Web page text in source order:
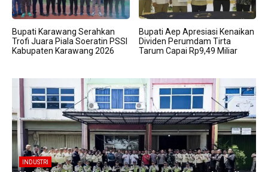
Bupati Karawang Serahkan
Trofi Juara Piala Soeratin PSSI
Kabupaten Karawang 2026
Bupati Aep Apresiasi Kenaikan
Dividen Perumdam Tirta
Tarum Capai Rp9,49 Miliar
BERITA